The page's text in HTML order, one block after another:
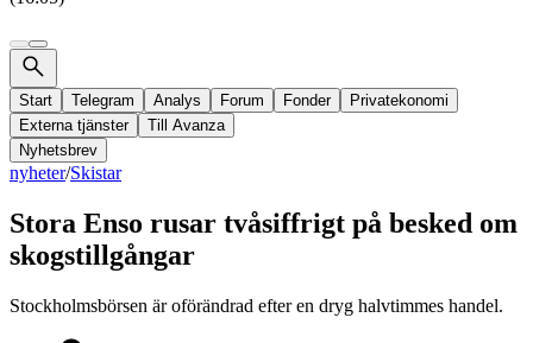
Start Telegram Analys Forum Fonder
Privatekonomi
Externa tjänster
Till Avanza
Nyhetsbrev
nyheter/Skistar
Stora Enso rusar tvåsiffrigt på besked om
skogstillgångar
Stockholmsbörsen är oförändrad efter en dryg halvtimmes handel.